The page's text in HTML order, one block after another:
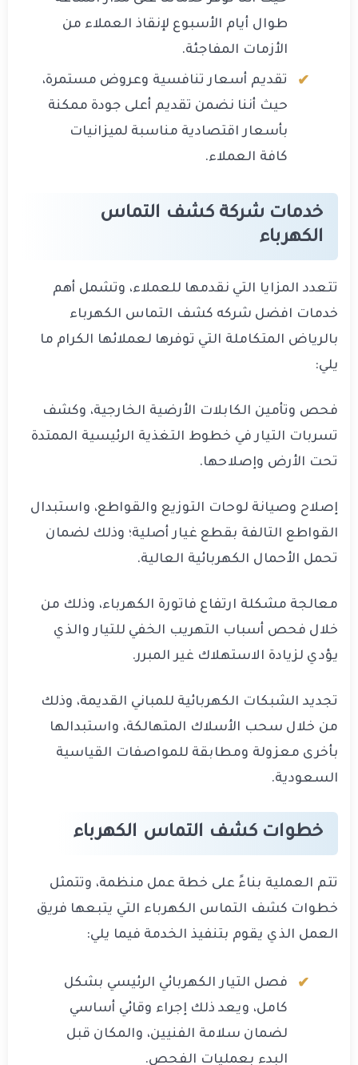
طوال أيام الأسبوع لإنقاذ العملاء من
الأزمات المفاجئة.
تقديم أسعار تنافسية وعروض مستمرة،
حيث أننا نضمن تقديم أعلى جودة ممكنة
بأسعار اقتصادية مناسبة لميزانيات
كافة العملاء.
خدمات شركة كشف التماس
الكهرباء
تتعدد المزايا التي نقدمها للعملاء، وتشمل أهم
خدمات افضل شركه كشف التماس الكهرباء
بالرياض المتكاملة التي توفرها لعملائها الكرام ما
يلي:
فحص وتأمين الكابلات الأرضية الخارجية، وكشف
تسربات التيار في خطوط التغذية الرئيسية الممتدة
تحت الأرض وإصلاحها.
إصلاح وصيانة لوحات التوزيع والقواطع، واستبدال
القواطع التالفة بقطع غيار أصلية؛ وذلك لضمان
تحمل الأحمال الكهربائية العالية.
معالجة مشكلة ارتفاع فاتورة الكهرباء، وذلك من
خلال فحص أسباب التهريب الخفي للتيار والذي
يؤدي لزيادة الاستهلاك غير المبرر.
تجديد الشبكات الكهربائية للمباني القديمة، وذلك
من خلال سحب الأسلاك المتهالكة، واستبدالها
بأخرى معزولة ومطابقة للمواصفات القياسية
السعودية.
خطوات كشف التماس الكهرباء
تتم العملية بناءً على خطة عمل منظمة، وتتمثل
خطوات كشف التماس الكهرباء التي يتبعها فريق
العمل الذي يقوم بتنفيذ الخدمة فيما يلي:
فصل التيار الكهربائي الرئيسي بشكل
كامل، ويعد ذلك إجراء وقائي أساسي
لضمان سلامة الفنيين، والمكان قبل
البدء بعمليات الفحص.